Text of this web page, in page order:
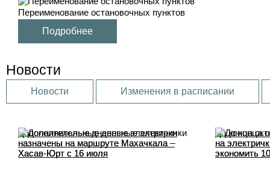
Переименование остановочных пунктов
Подробнее
Новости
Новости Изменения в расписании
Дополнительные дневные электрички
назначены на маршруте Махачкала –
Хасав-Юрт с 16 июля
До конца
на
экономить